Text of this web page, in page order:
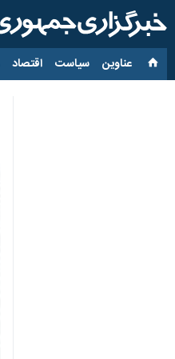
عناوین‌ سیاست اقتصاد